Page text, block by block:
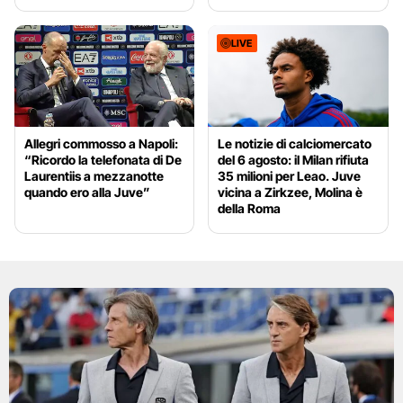
Allegri commosso a Napoli:
“Ricordo la telefonata di De
Laurentiis a mezzanotte
quando ero alla Juve”
LIVE
Le notizie di calciomercato
del 6 agosto: il Milan rifiuta
35 milioni per Leao. Juve
vicina a Zirkzee, Molina è
della Roma